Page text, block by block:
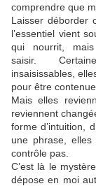
comprendre que
Laisser déborder
l’essentiel vient
qui nourrit, m
saisir.
insaisissables,
pour être
Mais elles
reviennent
forme d’intuition,
une phrase,
contrôle pas.
C’est là le
dépose en moi